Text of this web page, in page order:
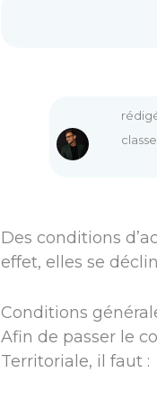
Des conditions
effet, elles se
Conditions
Afin de passer le
Territoriale, il faut :